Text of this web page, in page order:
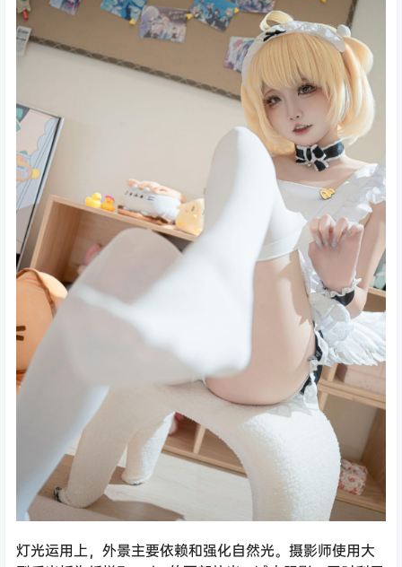
灯光运用上，外景主要依赖和强化自然光。摄影师使用大